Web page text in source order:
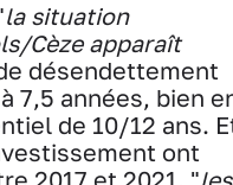
la situation
Cèze apparaît
désendettement
7,5 années, bien
de 10/12 ans.
ont
2017 et 2021, "les